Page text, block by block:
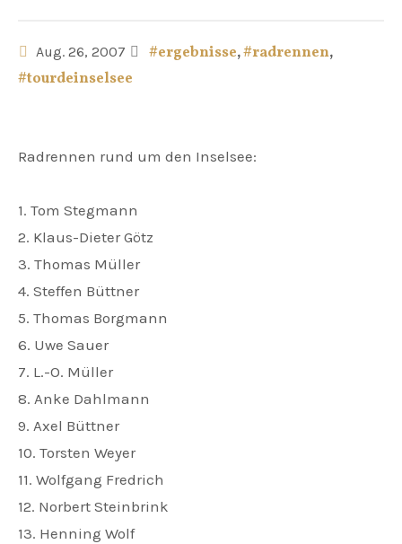
Aug. 26, 2007 #ergebnisse,#radrennen,
#tourdeinselsee
Radrennen rund um den Inselsee:
1. Tom Stegmann
2. Klaus-Dieter Götz
3. Thomas Müller
4. Steffen Büttner
5. Thomas Borgmann
6. Uwe Sauer
7. L.-O. Müller
8. Anke Dahlmann
9. Axel Büttner
10. Torsten Weyer
11. Wolfgang Fredrich
12. Norbert Steinbrink
13. Henning Wolf